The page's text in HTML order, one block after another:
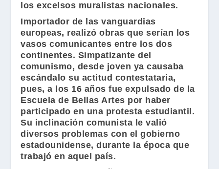
los excelsos muralistas nacionales.
Importador de las vanguardias
europeas, realizó obras que serían los
vasos comunicantes entre los dos
continentes. Simpatizante del
comunismo, desde joven ya causaba
escándalo su actitud contestataria,
pues, a los 16 años fue expulsado de la
Escuela de Bellas Artes por haber
participado en una protesta estudiantil.
Su inclinación comunista le valió
diversos problemas con el gobierno
estadounidense, durante la época que
trabajó en aquel país.